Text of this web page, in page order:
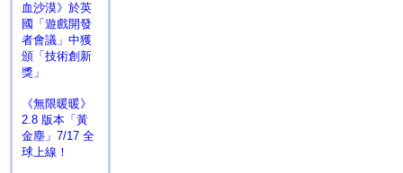
血沙漠》於英
國「遊戲開發
者會議」中獲
頒「技術創新
獎」
《無限暖暖》
2.8 版本「黃
金塵」7/17 全
球上線！